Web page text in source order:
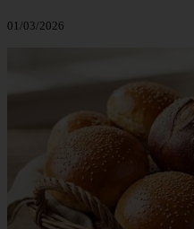
01/03/2026